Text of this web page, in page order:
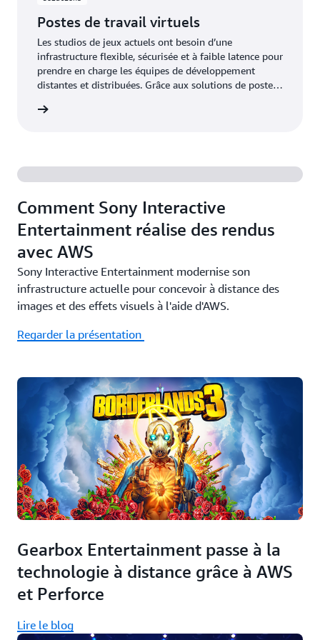
Postes de travail virtuels
Les studios de jeux actuels ont besoin d’une
infrastructure flexible, sécurisée et à faible latence pour
prendre en charge les équipes de développement
distantes et distribuées. Grâce aux solutions de postes
configurer des postes de travail adaptés aux outils de
développeurs de contenu, où qu’ils se trouvent.
Comment Sony Interactive
Entertainment réalise des rendus
avec AWS
Sony Interactive Entertainment modernise son
infrastructure actuelle pour concevoir à distance des
images et des effets visuels à l'aide d'AWS.
Regarder la présentation
Gearbox Entertainment passe à la
technologie à distance grâce à AWS
et Perforce
Lire le blog